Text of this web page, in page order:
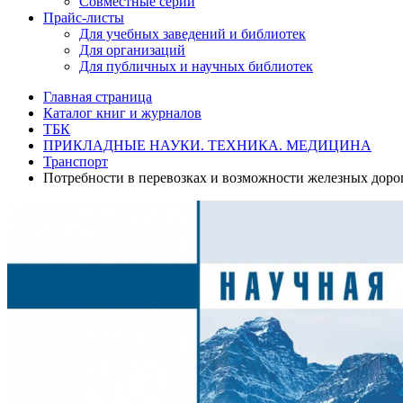
Прайс-листы
Для учебных заведений и библиотек
Для организаций
Для публичных и научных библиотек
Главная страница
Каталог книг и журналов
ТБК
ПРИКЛАДНЫЕ НАУКИ. ТЕХНИКА. МЕДИЦИНА
Транспорт
Потребности в перевозках и возможности железных